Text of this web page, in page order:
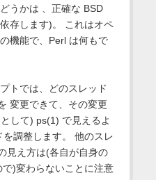
うかは 、正確な BSD
存します)。 これはオペ
機能で、Perl は何もで
トでは、どのスレッド
変更できて、その変更
して) ps(1) で見えるよ
調整します。 他のスレ
見え方は(各自が自身の
)変わらないことに注意